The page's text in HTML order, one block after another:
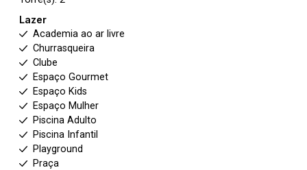
Lazer
Academia ao ar livre
Churrasqueira
Clube
Espaço Gourmet
Espaço Kids
Espaço Mulher
Piscina Adulto
Piscina Infantil
Playground
Praça